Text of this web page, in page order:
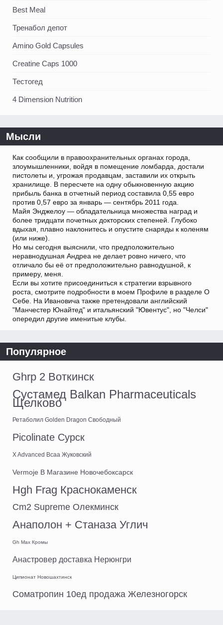
Best Meal
Тренабол депот
Amino Gold Capsules
Creatine Caps 1000
Тестогед
4 Dimension Nutrition
Мысли
Как сообщили в правоохранительных органах города,
злоумышленники, войдя в помещение ломбарда, достали
пистолеты и, угрожая продавцам, заставили их открыть
хранилище. В пересчете на одну обыкновенную акцию
прибыль банка в отчетный период составила 0,55 евро
против 0,57 евро за январь — сентябрь 2011 года.
Майя Энджелоу — обладательница множества наград и
более тридцати почетных докторских степеней. Глубоко
вдыхая, плавно наклонитесь и опустите снаряды к коленям
(или ниже).
Но мы сегодня выяснили, что предположительно
неравнодушная Андреа не делает ровно ничего, что
отличало бы её от предположительно равнодушной, к
примеру, меня.
Если вы хотите присоединиться к стратегии взрывного
роста, смотрите подробности в моем Профиле в разделе О
Себе. На Ивановича также претендовали английский
"Манчестер Юнайтед" и итальянский "Ювентус", но "Челси"
опередил другие именитые клубы.
Популярное
Ghrp 2 Воткинск
Сустамед Balkan Pharmaceuticals
Щелково
Ретаболил Golden Dragon Свободный
Picolinate Сурск
X Advanced Bcaa Жуковский
Vermoje В Магазине Новочебоксарск
Hgh Frag Краснокаменск
Cm2 Supreme Олекминск
Анаполон + Станаза Углич
Gh Max Кромы
Анастровер доставка Нерюнгри
Ципионат Новошахтинск
Cоматропин 10ед продажа Железногорск